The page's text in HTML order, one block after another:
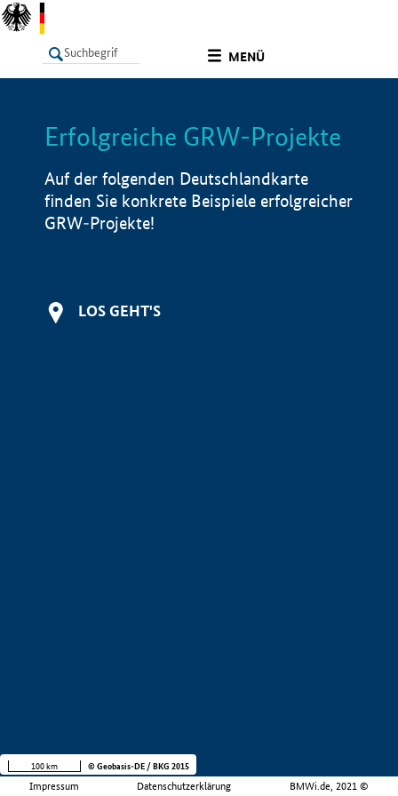
MENÜ
LISTE Info
Erfolgreiche GRW-Projekte
Auf der folgenden Deutschlandkarte
finden Sie konkrete Beispiele erfolgreicher
GRW-Projekte!
LOS GEHT'S
Impressum Datenschutzerklärung BMWi.de, 2021 ©
100 km © Geobasis-DE / BKG 2015